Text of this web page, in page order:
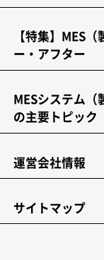
【特集】MES
ー・アフター
MESシステム（
の主要トピック
運営会社情報
サイトマップ